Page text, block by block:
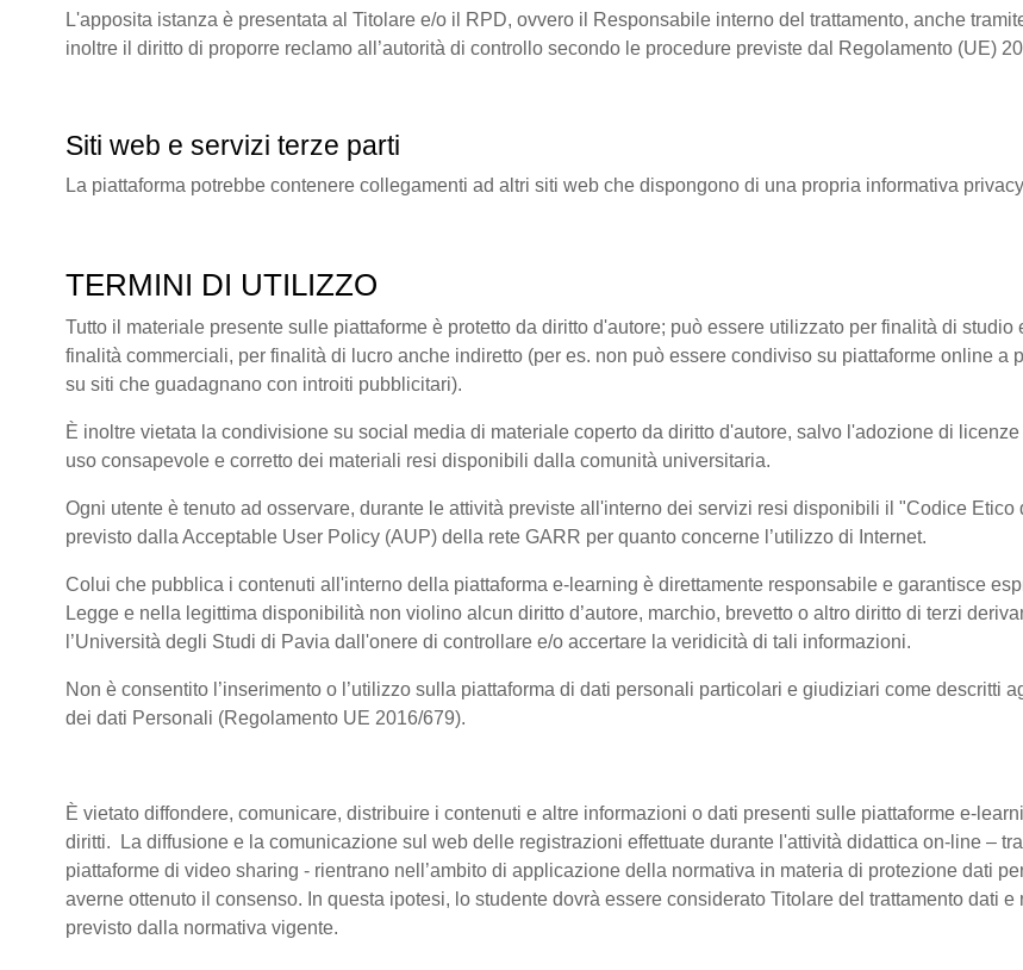
L'apposita istanza è presentata al Titolare e/o il RPD, ovvero il Responsabile interno del trattamento, anche
inoltre il diritto di proporre reclamo all’autorità di controllo secondo le procedure previste dal Regolamento (UE)
Siti web e servizi terze parti
La piattaforma potrebbe contenere collegamenti ad altri siti web che dispongono di una propria informativa
TERMINI DI UTILIZZO
Tutto il materiale presente sulle piattaforme è protetto da diritto d'autore; può essere utilizzato per finalità di
finalità commerciali, per finalità di lucro anche indiretto (per es. non può essere condiviso su piattaforme online
su siti che guadagnano con introiti pubblicitari).
È inoltre vietata la condivisione su social media di materiale coperto da diritto d'autore, salvo l'adozione di
uso consapevole e corretto dei materiali resi disponibili dalla comunità universitaria.
Ogni utente è tenuto ad osservare, durante le attività previste all'interno dei servizi resi disponibili il "Codice
previsto dalla Acceptable User Policy (AUP) della rete GARR per quanto concerne l’utilizzo di Internet.
Colui che pubblica i contenuti all'interno della piattaforma e-learning è direttamente responsabile e garantisce
Legge e nella legittima disponibilità non violino alcun diritto d’autore, marchio, brevetto o altro diritto di terzi
l’Università degli Studi di Pavia dall'onere di controllare e/o accertare la veridicità di tali informazioni.
Non è consentito l’inserimento o l’utilizzo sulla piattaforma di dati personali particolari e giudiziari come
dei dati Personali (Regolamento UE 2016/679).
È vietato diffondere, comunicare, distribuire i contenuti e altre informazioni o dati presenti sulle piattaforme e-
diritti. La diffusione e la comunicazione sul web delle registrazioni effettuate durante l'attività didattica on-line –
piattaforme di video sharing - rientrano nell’ambito di applicazione della normativa in materia di protezione dati
averne ottenuto il consenso. In questa ipotesi, lo studente dovrà essere considerato Titolare del trattamento dati
previsto dalla normativa vigente.